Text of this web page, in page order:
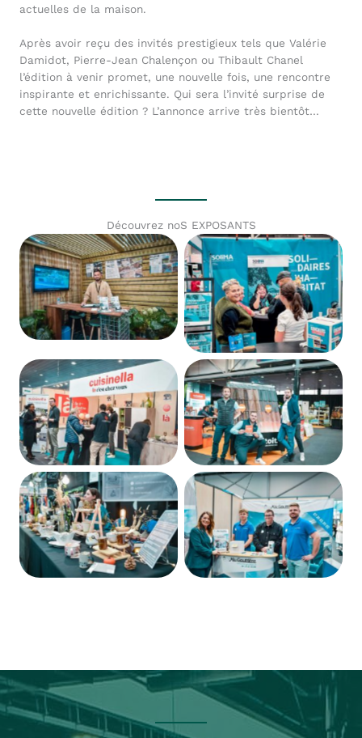
actuelles de la maison.
Après avoir reçu des invités prestigieux tels que Valérie
Damidot, Pierre-Jean Chalençon ou Thibault Chanel
l’édition à venir promet, une nouvelle fois, une rencontre
inspirante et enrichissante. Qui sera l’invité surprise de
cette nouvelle édition ? L’annonce arrive très bientôt…
Découvrez noS EXPOSANTS